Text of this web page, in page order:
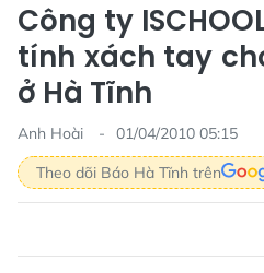
Công ty
tính xách tay
ở Hà Tĩnh
Anh Hoài
01/04/2010 05:15
Theo dõi Báo Hà Tĩnh trên